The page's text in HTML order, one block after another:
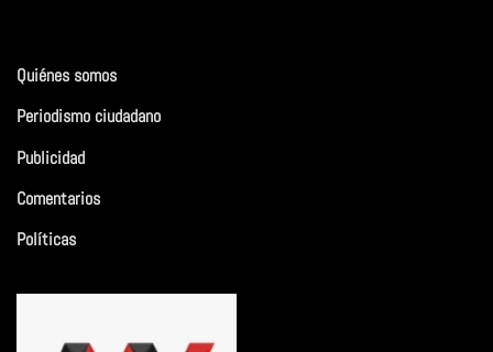
Quiénes somos
Periodismo ciudadano
Publicidad
Comentarios
Políticas